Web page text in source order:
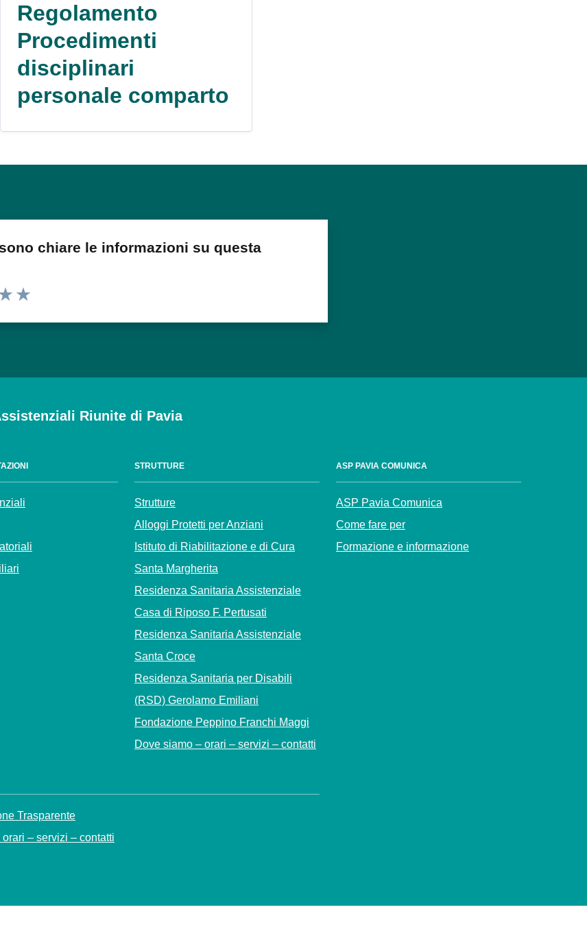
Regolamento
Procedimenti
disciplinari
personale comparto
chiare le informazioni su questa
Riunite di Pavia
STRUTTURE
Strutture
Alloggi Protetti per Anziani
Istituto di Riabilitazione e di Cura
Santa Margherita
Residenza Sanitaria Assistenziale
Casa di Riposo F. Pertusati
Residenza Sanitaria Assistenziale
Santa Croce
Residenza Sanitaria per Disabili
(RSD) Gerolamo Emiliani
Fondazione Peppino Franchi Maggi
Dove siamo – orari – servizi – contatti
ASP PAVIA COMUNICA
ASP Pavia Comunica
Come fare per
Formazione e informazione
Trasparente
– servizi – contatti